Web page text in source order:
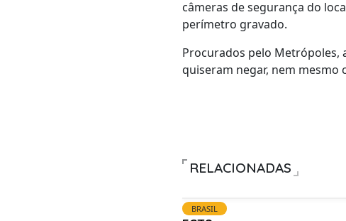
câmeras de segurança do
perímetro gravado.
Procurados pelo Metrópoles,
quiseram negar, nem mesmo
RELACIONADAS
BRASIL